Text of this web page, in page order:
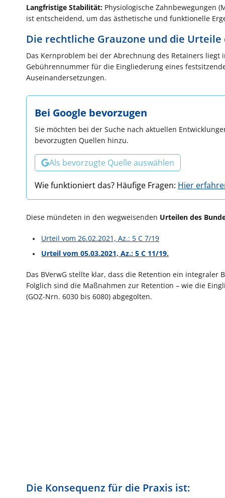
Langfristige Stabilität: Physiologische Zahnbewegungen
ist entscheidend, um das ästhetische und funktionelle
Die rechtliche Grauzone und die Urteile
Das Kernproblem bei der Abrechnung des Retainers liegt
Gebührennummer für die Eingliederung eines
Auseinandersetzungen.
Bei Google bevorzugen
Sie möchten bei der Suche nach aktuellen
bevorzugten Quellen hinzu.
Als bevorzugte Quelle auswählen
Wie funktioniert das? Häufige Fragen: Hier
Diese mündeten in den wegweisenden Urteilen des
Urteil vom 26.02.2021, Az.: 5 C 7/19
Urteil vom 05.03.2021, Az.: 5 C 11/19.
Das BVerwG stellte klar, dass die Retention ein
Folglich sind die Maßnahmen zur Retention – wie die
(GOZ-Nrn. 6030 bis 6080) abgegolten.
Die Konsequenz für die Praxis ist: